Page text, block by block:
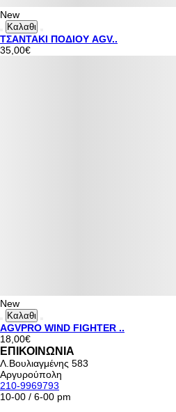
New
Καλαθι
ΤΣΑΝΤΑΚΙ ΠΟΔΙΟΥ AGV..
35,00€
New
Καλαθι
AGVPRO WIND FIGHTER ..
18,00€
ΕΠΙΚΟΙΝΩΝΙΑ
Λ.Βουλιαγμένης 583
Αργυρούπολη
210-9969793
10-00 / 6-00 pm